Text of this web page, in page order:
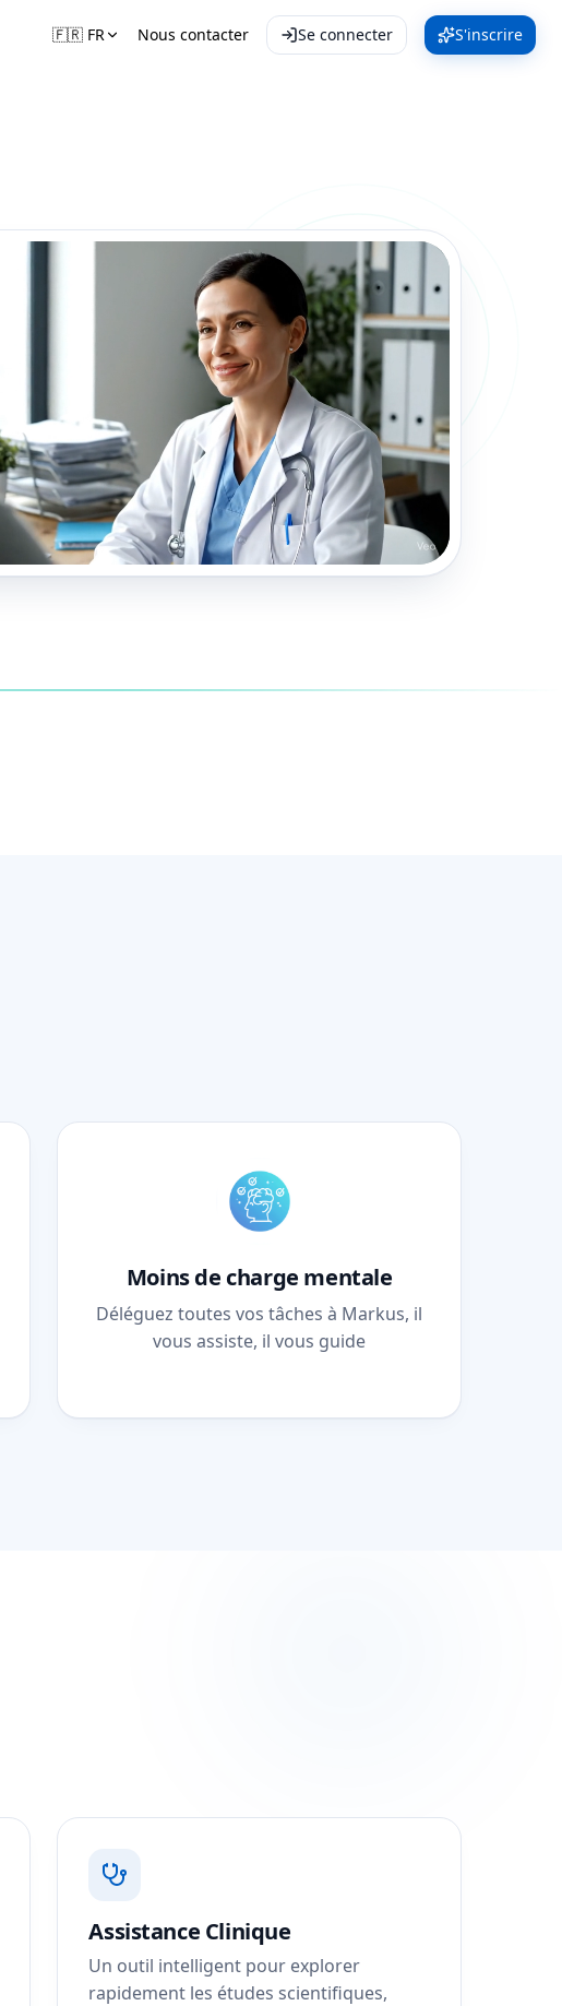
🇫🇷 FR Nous contacter Se connecter S'inscrire
Moins de charge mentale
Déléguez toutes vos tâches à Markus, il
vous assiste, il vous guide
Assistance Clinique
Un outil intelligent pour explorer
rapidement les études scientifiques,